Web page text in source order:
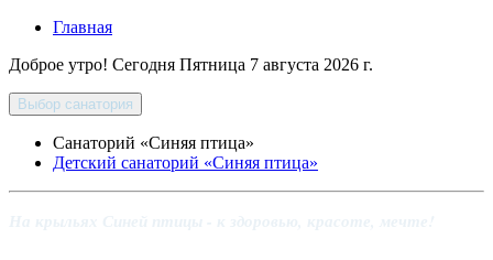
Главная
Доброе утро! Сегодня Пятница 7 августа 2026 г.
Выбор санатория
Санаторий «Синяя птица»
Детский санаторий «Синяя птица»